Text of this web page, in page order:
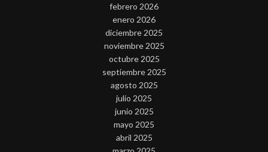
febrero 2026
enero 2026
diciembre 2025
noviembre 2025
octubre 2025
septiembre 2025
agosto 2025
julio 2025
junio 2025
mayo 2025
abril 2025